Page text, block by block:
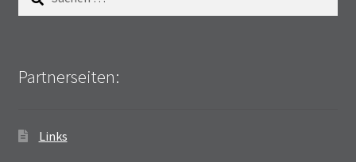
nach:
Partnerseiten:
Links